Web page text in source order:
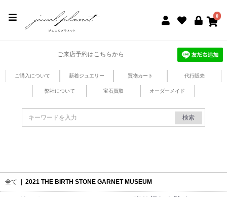
0
ご来店予約はこちらから
ご購入について 新着ジュエリー 買物カート 代行販売
弊社について 宝石買取 オーダーメイド
検索
全て 2021 THE BIRTH STONE GARNET MUSEUM